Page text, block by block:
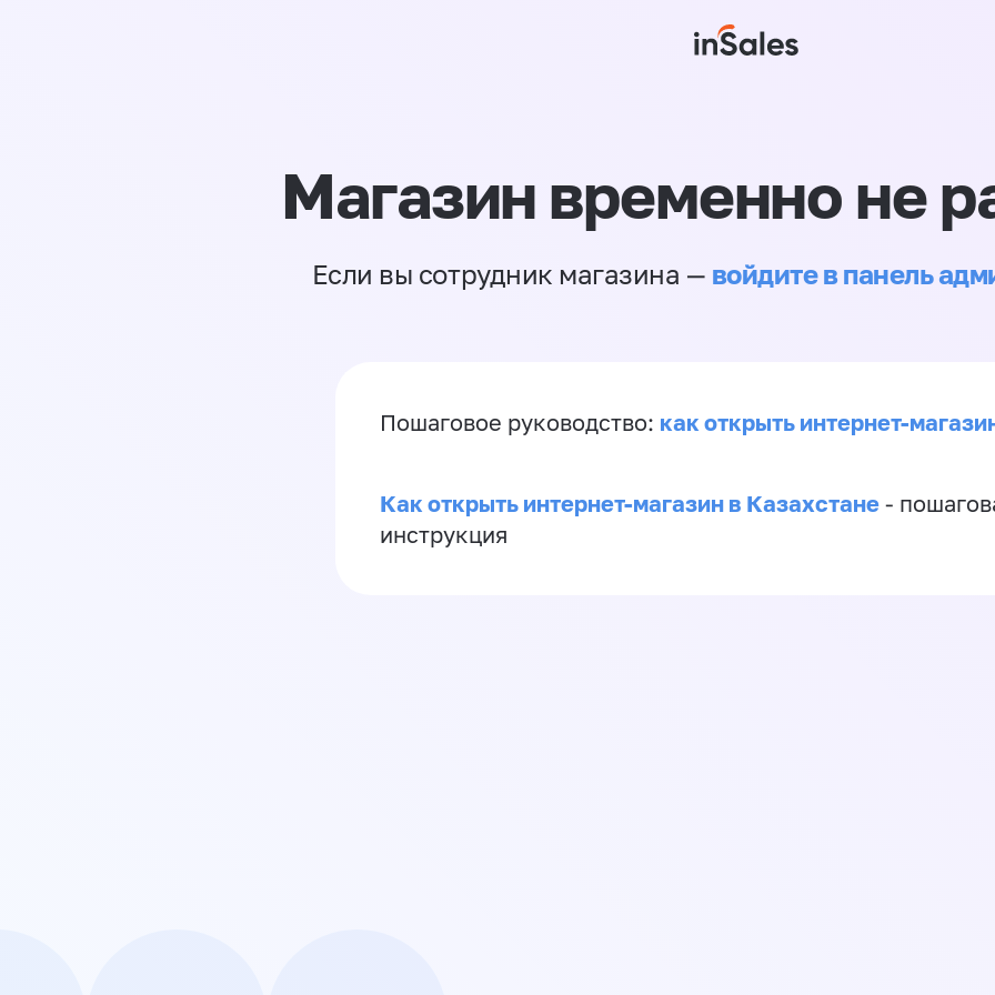
Магазин временно не
Если вы сотрудник магазина — войдите в панель
Пошаговое руководство: как открыть интернет-
Как открыть интернет-магазин в Казахстане -
инструкция